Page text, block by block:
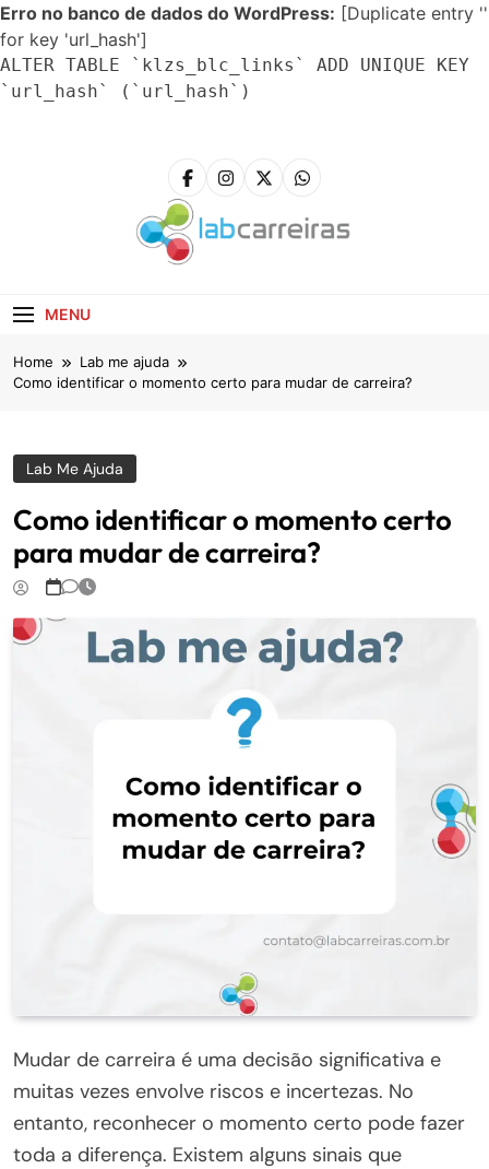
Erro no banco de dados do WordPress: [Duplicate entry ''
for key 'url_hash']
ALTER TABLE `klzs_blc_links` ADD UNIQUE KEY
`url_hash` (`url_hash`)
MENU
Home
Lab me ajuda
Como identificar o momento certo para mudar de carreira?
Lab Me Ajuda
Como identificar o momento certo
para mudar de carreira?
Mudar de carreira é uma decisão significativa e
muitas vezes envolve riscos e incertezas. No
entanto, reconhecer o momento certo pode fazer
toda a diferença. Existem alguns sinais que